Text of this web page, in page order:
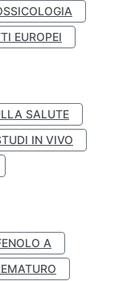
EUROPEI
SALUTE
IN VIVO
A